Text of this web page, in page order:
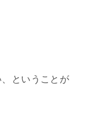
ということが